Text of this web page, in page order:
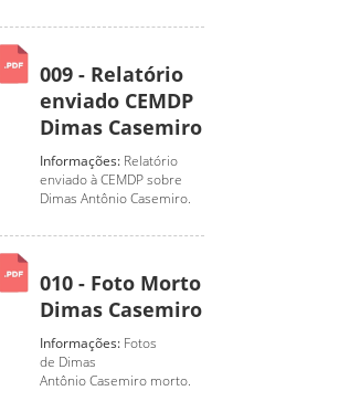
009 - Relatório
enviado CEMDP
Dimas Casemiro
Informações: Relatório
enviado à CEMDP sobre
Dimas Antônio Casemiro.
010 - Foto Morto
Dimas Casemiro
Informações: Fotos
de Dimas
Antônio Casemiro morto.